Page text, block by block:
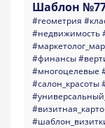
Шаблон
#геометрия
#недвижимость
#финансы
#многоцелевые
#салон_красоты